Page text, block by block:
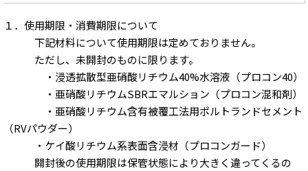
１．使用期限・消費期限について
下記材料について使用期限は定めておりません。
ただし、未開封のものに限ります。
・浸透拡散型亜硝酸リチウム40%水溶液（プロコン40）
・亜硝酸リチウムSBRエマルション（プロコン混和剤）
・亜硝酸リチウム含有被覆工法用ポルトランドセメント
（RVパウダー）
・ケイ酸リチウム系表面含浸材（プロコンガード）
開封後の使用期限は保管状態により大きく違ってくるの